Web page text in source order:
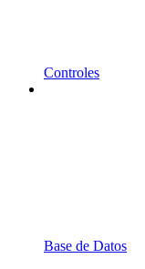
Controles
Base de Datos